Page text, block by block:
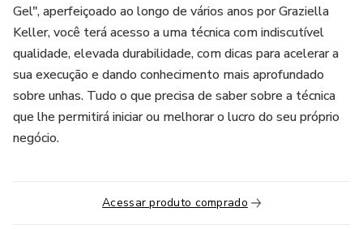
Gel", aperfeiçoado ao longo de vários anos por Graziella
Keller, você terá acesso a uma técnica com indiscutível
qualidade, elevada durabilidade, com dicas para acelerar a
sua execução e dando conhecimento mais aprofundado
sobre unhas. Tudo o que precisa de saber sobre a técnica
que lhe permitirá iniciar ou melhorar o lucro do seu próprio
negócio.
Acessar produto comprado